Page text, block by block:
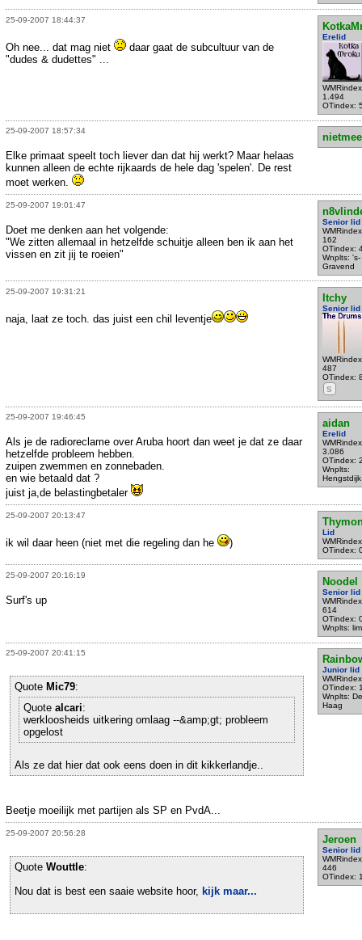
25-09-2007 18:44:37
Erelid
1.494
OTindex:
Oh nee... dat mag niet
daar gaat de subcultuur van de
"dudes & dudettes" ...
25-09-2007 18:57:34
Elke primaat speelt toch liever dan dat hij werkt? Maar helaas
kunnen alleen de echte rijkaards de hele dag 'spelen'. De rest
moet werken.
25-09-2007 19:01:47
Senior lid
162
OTindex:
Wnplts: 's-
Gravend
Doet me denken aan het volgende:
"We zitten allemaal in hetzelfde schuitje alleen ben ik aan het
vissen en zit jij te roeien"
25-09-2007 19:31:21
Itchy
Senior lid
487
OTindex:
S
naja, laat ze toch. das juist een chil leventje
25-09-2007 19:46:45
aidan
Erelid
3.086
OTindex:
Wnplts:
Hengstdijk
Als je de radioreclame over Aruba hoort dan weet je dat ze daar
hetzelfde probleem hebben.
zuipen zwemmen en zonnebaden.
en wie betaald dat ?
juist ja,de belastingbetaler
25-09-2007 20:13:47
Lid
OTindex:
ik wil daar heen (niet met die regeling dan he )
25-09-2007 20:16:19
Noodel
Senior lid
614
OTindex:
Wnplts:
Surf's up
25-09-2007 20:41:15
Junior lid
OTindex:
Wnplts:
Haag
Quote Mic79:
Quote alcari:
werkloosheids uitkering omlaag --&amp;gt; probleem
opgelost
Als ze dat hier dat ook eens doen in dit kikkerlandje..
Beetje moeilijk met partijen als SP en PvdA...
25-09-2007 20:56:28
Jeroen
Senior lid
446
OTindex:
Quote Wouttle:
Nou dat is best een saaie website hoor, kijk maar...